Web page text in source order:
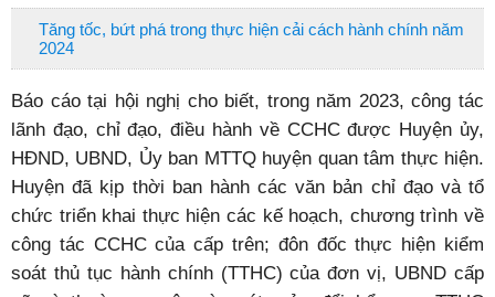
Tăng tốc, bứt phá trong thực hiện cải cách hành chính năm
2024
Báo cáo tại hội nghị cho biết, trong năm 2023, công tác
lãnh đạo, chỉ đạo, điều hành về CCHC được Huyện ủy,
HĐND, UBND, Ủy ban MTTQ huyện quan tâm thực hiện.
Huyện đã kịp thời ban hành các văn bản chỉ đạo và tổ
chức triển khai thực hiện các kế hoạch, chương trình về
công tác CCHC của cấp trên; đôn đốc thực hiện kiểm
soát thủ tục hành chính (TTHC) của đơn vị, UBND cấp